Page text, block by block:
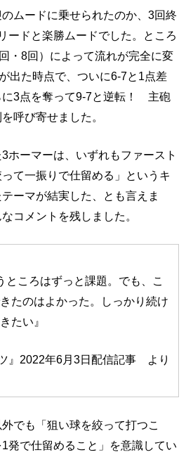
ムードに乗せられたのか、3回終
ードと楽勝ムードでした。ところ
・8回）によって流れが完全に変
出た時点で、ついに6-7と1点差
に3点を奪って9-7と逆転！ 主砲
呼び寄せました。
ホーマーは、いずれもファースト
て一振りで仕留める」というキ
ーマが結実した、とも言えま
コメントを残しました。
ところはずっと課題。でも、こ
たのはよかった。しっかり続け
たい』
』2022年6月3日配信記事 より
でも「狙い球を絞って打つこ
発で仕留めること」を意識してい